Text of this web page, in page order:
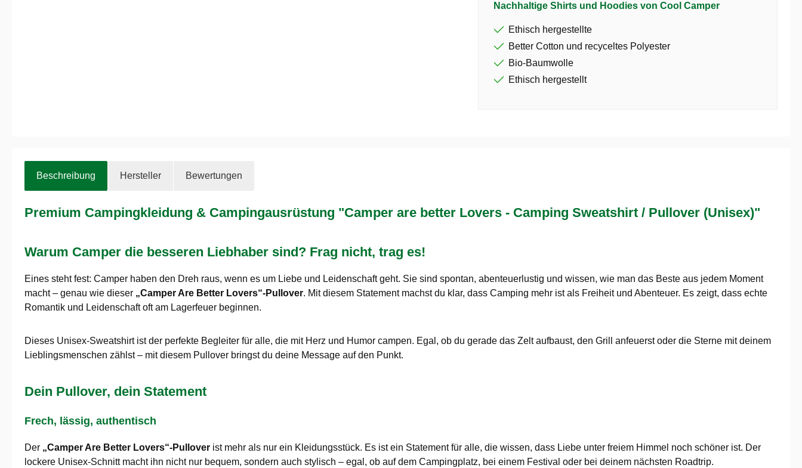
Nachhaltige Shirts und Hoodies von Cool Camper
Ethisch hergestellte
Better Cotton und recyceltes Polyester
Bio-Baumwolle
Ethisch hergestellt
Beschreibung Hersteller Bewertungen
Premium Campingkleidung & Campingausrüstung "Camper are better Lovers - Camping Sweatshirt / Pullover (Unisex)"
Warum Camper die besseren Liebhaber sind? Frag nicht, trag es!
Eines steht fest: Camper haben den Dreh raus, wenn es um Liebe und Leidenschaft geht. Sie sind spontan, abenteuerlustig und wissen, wie man das Beste aus jedem Moment
macht – genau wie dieser „Camper Are Better Lovers“-Pullover. Mit diesem Statement machst du klar, dass Camping mehr ist als Freiheit und Abenteuer. Es zeigt, dass echte
Romantik und Leidenschaft oft am Lagerfeuer beginnen.
Dieses Unisex-Sweatshirt ist der perfekte Begleiter für alle, die mit Herz und Humor campen. Egal, ob du gerade das Zelt aufbaust, den Grill anfeuerst oder die Sterne mit deinem
Lieblingsmenschen zählst – mit diesem Pullover bringst du deine Message auf den Punkt.
Dein Pullover, dein Statement
Frech, lässig, authentisch
Der „Camper Are Better Lovers“-Pullover ist mehr als nur ein Kleidungsstück. Es ist ein Statement für alle, die wissen, dass Liebe unter freiem Himmel noch schöner ist. Der
lockere Unisex-Schnitt macht ihn nicht nur bequem, sondern auch stylisch – egal, ob auf dem Campingplatz, bei einem Festival oder bei deinem nächsten Roadtrip.